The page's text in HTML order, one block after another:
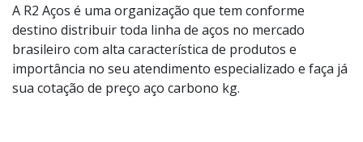
A R2 Aços é uma organização que tem conforme
destino distribuir toda linha de aços no mercado
brasileiro com alta característica de produtos e
importância no seu atendimento especializado e faça já
sua cotação de preço aço carbono kg.